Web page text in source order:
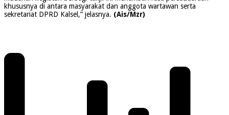
khususnya di antara masyarakat dan anggota wartawan serta
sekretariat DPRD Kalsel,” jelasnya. (Ais/Mzr)